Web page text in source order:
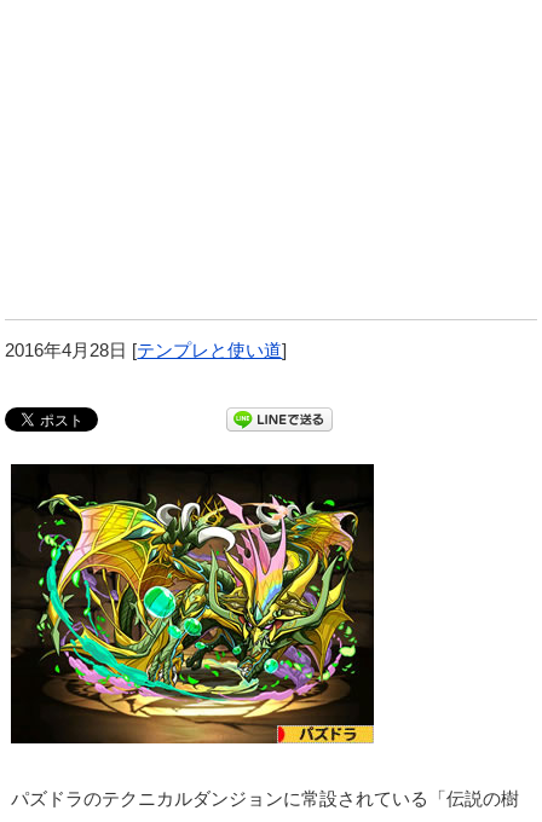
2016年4月28日 [テンプレと使い道]
パズドラのテクニカルダンジョンに常設されている「伝説の樹